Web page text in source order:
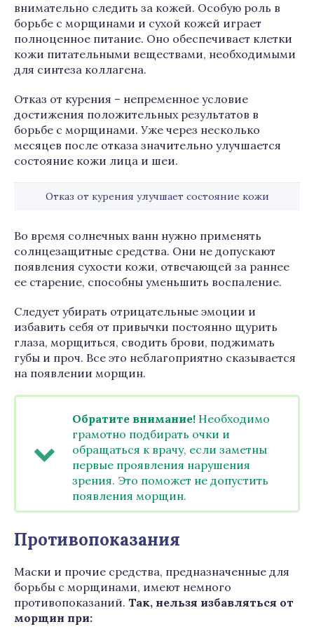
внимательно следить за кожей. Особую роль в
борьбе с морщинами и сухой кожей играет
полноценное питание. Оно обеспечивает клетки
кожи питательными веществами, необходимыми
для синтеза коллагена.
Отказ от курения – непременное условие
достижения положительных результатов в
борьбе с морщинами. Уже через несколько
месяцев после отказа значительно улучшается
состояние кожи лица и шеи.
Отказ от курения улучшает состояние кожи
Во время солнечных ванн нужно применять
солнцезащитные средства. Они не допускают
появления сухости кожи, отвечающей за раннее
ее старение, способны уменьшить воспаление.
Следует убирать отрицательные эмоции и
избавить себя от привычки постоянно щурить
глаза, морщиться, сводить брови, поджимать
губы и проч. Все это неблагоприятно сказывается
на появлении морщин.
Обратите внимание! Необходимо
грамотно подбирать очки и
обращаться к врачу, если заметны
первые проявления нарушения
зрения. Это поможет не допустить
появления морщин.
Противопоказания
Маски и прочие средства, предназначенные для
борьбы с морщинами, имеют немного
противопоказаний. Так, нельзя избавляться от
морщин при: